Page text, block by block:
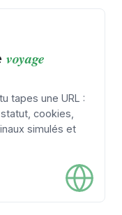
voyage
tapes une URL :
cookies,
simulés et